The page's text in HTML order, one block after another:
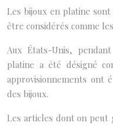
Les bijoux en platine
être considérés comme
Aux États-Unis,
platine a été désigné
approvisionnements ont
des bijoux.
Les articles dont on peut